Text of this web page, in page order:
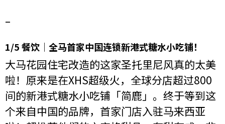
–
1/5 餐饮｜全马首家中国连锁新港式糖水小吃铺！
大马花园住宅改造的这家圣托里尼风真的太美
啦！原来是在XHS超级火，全球分店超过800
间的新港式糖水小吃铺「简鹿」。终于等到这
个来自中国的品牌，首家门店入驻马来西亚